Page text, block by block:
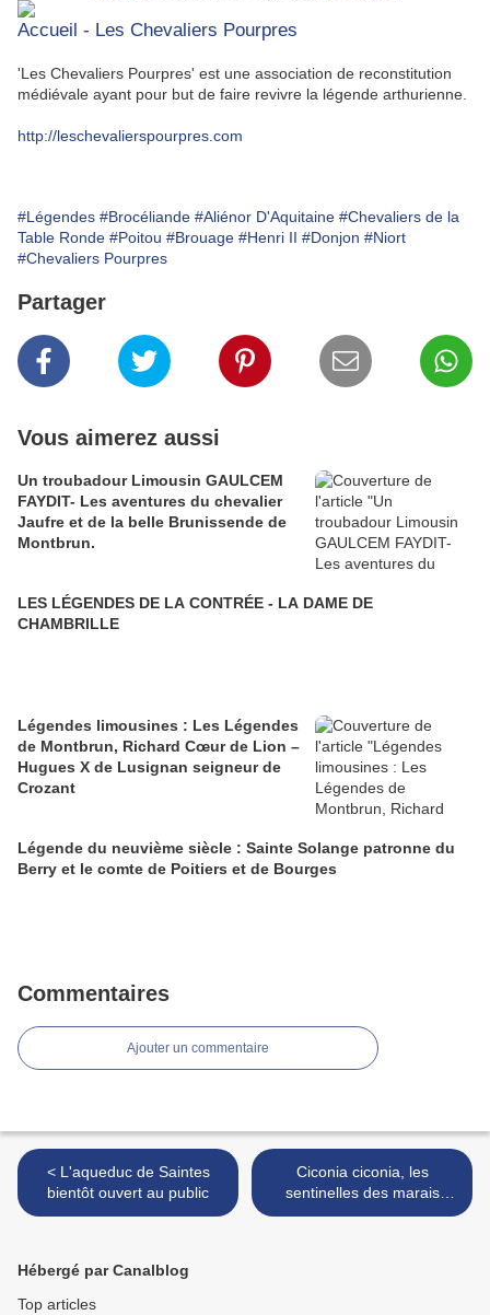
Accueil - Les Chevaliers Pourpres
'Les Chevaliers Pourpres' est une association de reconstitution
médiévale ayant pour but de faire revivre la légende arthurienne.
http://leschevalierspourpres.com
#Légendes #Brocéliande #Aliénor D'Aquitaine #Chevaliers de la
Table Ronde #Poitou #Brouage #Henri II #Donjon #Niort
#Chevaliers Pourpres
Partager
Vous aimerez aussi
Un troubadour Limousin GAULCEM
FAYDIT- Les aventures du chevalier
Jaufre et de la belle Brunissende de
Montbrun.
LES LÉGENDES DE LA CONTRÉE - LA DAME DE
CHAMBRILLE
Légendes limousines : Les Légendes
de Montbrun, Richard Cœur de Lion –
Hugues X de Lusignan seigneur de
Crozant
Légende du neuvième siècle : Sainte Solange patronne du
Berry et le comte de Poitiers et de Bourges
Commentaires
Ajouter un commentaire
< L'aqueduc de Saintes
bientôt ouvert au public
Ciconia ciconia, les
sentinelles des marais
salants de Brouage (tour de
Hébergé par Canalblog
Top articles